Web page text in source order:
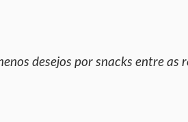
desejos por snacks entre as